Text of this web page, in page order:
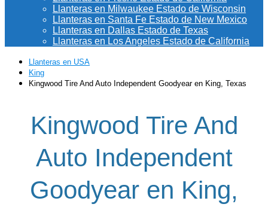
Llanteras en Milwaukee Estado de Wisconsin
Llanteras en Santa Fe Estado de New Mexico
Llanteras en Dallas Estado de Texas
Llanteras en Los Angeles Estado de California
Llanteras en USA
King
Kingwood Tire And Auto Independent Goodyear en King, Texas
Kingwood Tire And
Auto Independent
Goodyear en King,